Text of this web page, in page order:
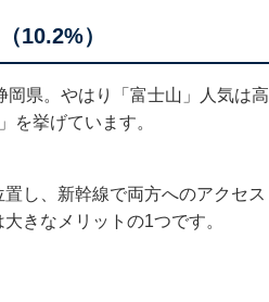
10.2%）
県。やはり「富士山」人気は高
を挙げています。
し、新幹線で両方へのアクセス
きなメリットの1つです。